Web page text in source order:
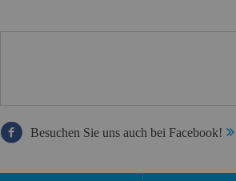
Besuchen Sie uns auch bei Facebook!